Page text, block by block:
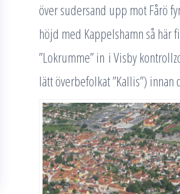
över sudersand upp mot Fårö
höjd med Kappelshamn så här
”Lokrumme” in i Visby
lätt överbefolkat ”Kallis”)